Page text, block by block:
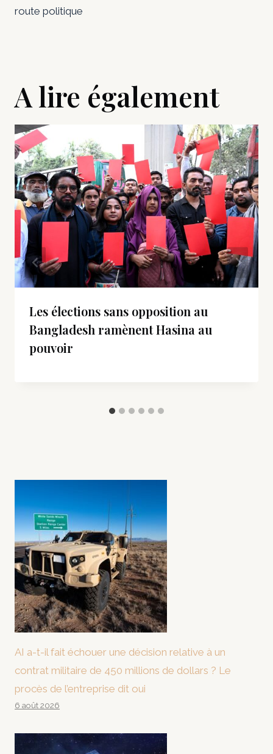
route politique
A lire également
Les élections sans opposition au
Bangladesh ramènent Hasina au
pouvoir
AI a-t-il fait échouer une décision relative à un
contrat militaire de 450 millions de dollars ? Le
procès de l’entreprise dit oui
6 août 2026